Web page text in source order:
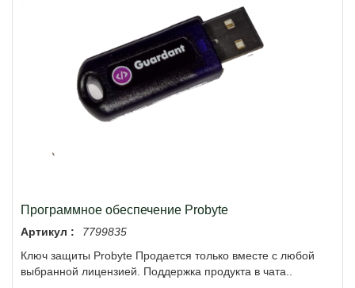
Программное обеспечение Probyte
Артикул :
7799835
Ключ защиты Probyte Продается только вместе с любой
выбранной лицензией. Поддержка продукта в чата..